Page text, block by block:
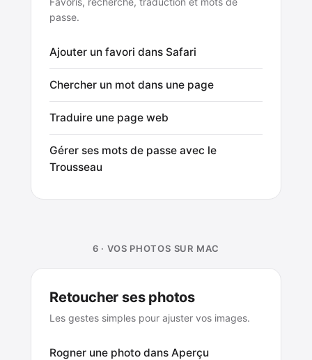
passe.
Ajouter un favori dans Safari
Chercher un mot dans une page
Traduire une page web
Gérer ses mots de passe avec le
Trousseau
6 · VOS PHOTOS SUR MAC
Retoucher ses photos
Les gestes simples pour ajuster vos images.
Rogner une photo dans Aperçu